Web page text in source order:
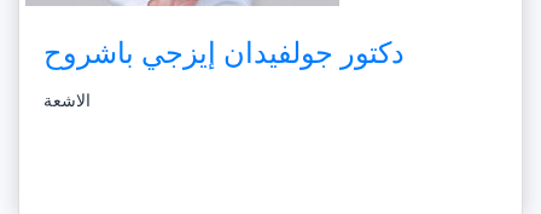
دكتور جولفيدان إيزجي باشروح
الاشعة